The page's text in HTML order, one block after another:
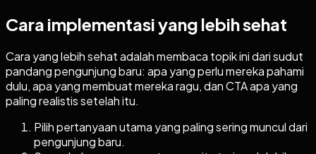
Cara implementasi yang lebih sehat
Cara yang lebih sehat adalah membaca topik ini dari sudut
pandang pengunjung baru: apa yang perlu mereka pahami
dulu, apa yang membuat mereka ragu, dan CTA apa yang
paling realistis setelah itu.
Pilih pertanyaan utama yang paling sering muncul dari
pengunjung baru.